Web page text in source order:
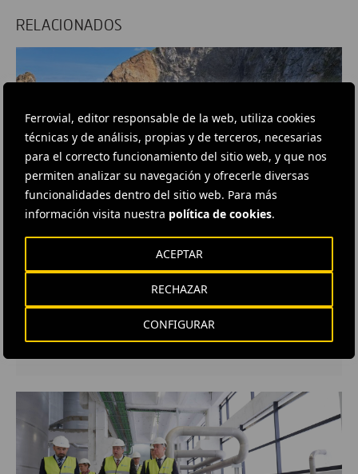
Ferrovial, editor responsable de la web, utiliza cookies
técnicas y de análisis, propias y de terceros, necesarias
para el correcto funcionamiento del sitio web, y que nos
permiten analizar su navegación y ofrecerle diversas
funcionalidades dentro del sitio web. Para más
información visita nuestra política de cookies.
CONFIGURAR
RECHAZAR
ACEPTAR
RELACIONADOS
NOTICIAS LOCALES· 29 DE DICIEMBRE DE 2023
El CABB adjudica la ampliación de la depuradora de
Bakio a la UTE Ferrovial-Cadagua por 8,45 millones
adjudicado las obras de ampliación y mejora de
la EDAR de Bakio a la UTE Ferrovial Cadagua por